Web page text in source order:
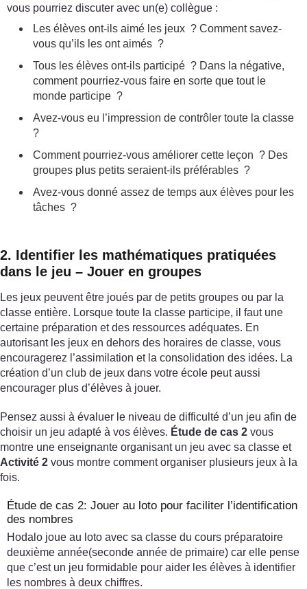
vous pourriez discuter avec un(e) collègue :
Les élèves ont-ils aimé les jeux ? Comment savez-
vous qu’ils les ont aimés ?
Tous les élèves ont-ils participé ? Dans la négative,
comment pourriez-vous faire en sorte que tout le
monde participe ?
Avez-vous eu l’impression de contrôler toute la classe
?
Comment pourriez-vous améliorer cette leçon ? Des
groupes plus petits seraient-ils préférables ?
Avez-vous donné assez de temps aux élèves pour les
tâches ?
2. Identifier les mathématiques pratiquées
dans le jeu – Jouer en groupes
Les jeux peuvent être joués par de petits groupes ou par la
classe entière. Lorsque toute la classe participe, il faut une
certaine préparation et des ressources adéquates. En
autorisant les jeux en dehors des horaires de classe, vous
encouragerez l’assimilation et la consolidation des idées. La
création d’un club de jeux dans votre école peut aussi
encourager plus d’élèves à jouer.
Pensez aussi à évaluer le niveau de difficulté d’un jeu afin de
choisir un jeu adapté à vos élèves. Étude de cas 2 vous
montre une enseignante organisant un jeu avec sa classe et
Activité 2 vous montre comment organiser plusieurs jeux à la
fois.
Étude de cas 2: Jouer au loto pour faciliter l’identification
des nombres
Hodalo joue au loto avec sa classe du cours préparatoire
deuxième année(seconde année de primaire) car elle pense
que c’est un jeu formidable pour aider les élèves à identifier
les nombres à deux chiffres.